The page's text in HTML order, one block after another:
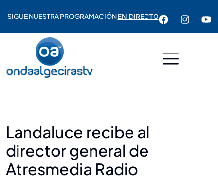
SIGUE NUESTRA PROGRAMACIÓNEN DIRECTO
Landaluce recibe al
director general de
Atresmedia Radio